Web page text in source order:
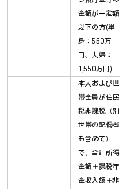
金額が一定額
以下の方(単
身：550万
円、夫婦：
1,550万円)
本人および世
帯全員が住民
税非課税（別
世帯の配偶者
も含めて）
で、合計所得
金額＋課税年
金収入額＋非